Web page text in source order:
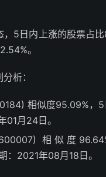
5日内上涨的股票占比
。
析：
相似度95.09%，5
01月24日。
相似度
：2021年08月18日。